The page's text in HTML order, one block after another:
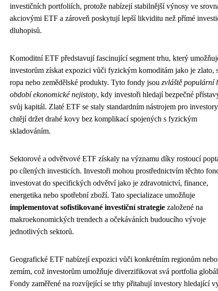
investičních portfoliích, protože nabízejí stabilnější výnosy ve
akciovými ETF a zároveň poskytují lepší likviditu než přímé
dluhopisů.
Komoditní ETF představují fascinující segment trhu, který
investorům získat expozici vůči fyzickým komoditám jako je zlato,
ropa nebo zemědělské produkty. Tyto fondy jsou zvláště populární
období ekonomické nejistoty, kdy investoři hledají bezpečné
svůj kapitál. Zlaté ETF se staly standardním nástrojem pro
chtějí držet drahé kovy bez komplikací spojených s fyzickým
skladováním.
Sektorové a odvětvové ETF získaly na významu díky rostoucí
po cílených investicích. Investoři mohou prostřednictvím těchto
investovat do specifických odvětví jako je zdravotnictví, finance,
energetika nebo spotřební zboží. Tato specializace umožňuje
implementovat sofistikované investiční strategie založené na
makroekonomických trendech a očekáváních budoucího vývoje
jednotlivých sektorů.
Geografické ETF nabízejí expozici vůči konkrétním regionům nebo
zemím, což investorům umožňuje diverzifikovat svá portfolia
Fondy zaměřené na rozvíjející se trhy přitahují investory hledající